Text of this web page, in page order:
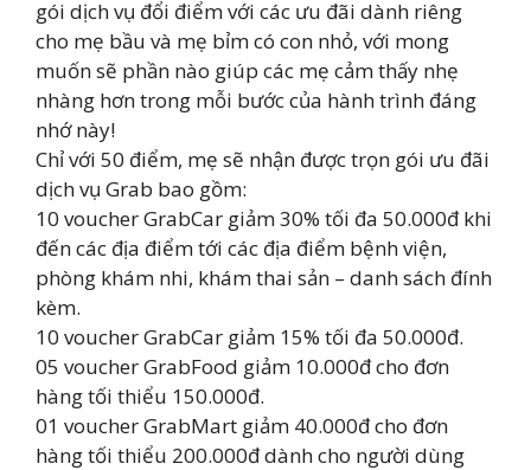
gói dịch vụ đổi điểm với các ưu đãi dành riêng
cho mẹ bầu và mẹ bỉm có con nhỏ, với mong
muốn sẽ phần nào giúp các mẹ cảm thấy nhẹ
nhàng hơn trong mỗi bước của hành trình đáng
nhớ này!
Chỉ với 50 điểm, mẹ sẽ nhận được trọn gói ưu đãi
dịch vụ Grab bao gồm:
10 voucher GrabCar giảm 30% tối đa 50.000đ khi
đến các địa điểm tới các địa điểm bệnh viện,
phòng khám nhi, khám thai sản – danh sách đính
kèm.
10 voucher GrabCar giảm 15% tối đa 50.000đ.
05 voucher GrabFood giảm 10.000đ cho đơn
hàng tối thiểu 150.000đ.
01 voucher GrabMart giảm 40.000đ cho đơn
hàng tối thiểu 200.000đ dành cho người dùng